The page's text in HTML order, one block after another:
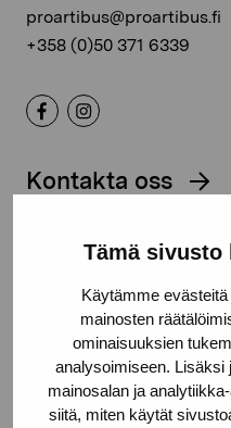
Tämä sivusto
Käytämme
mainosten
ominaisuuksien
analysoimiseen. Lisäksi
mainosalan ja
siitä, miten käytät
proartibus@proartibus.fi
+358 (0)50 371 6339
Kontakta oss
Håll dig
utställningar
Förnamn